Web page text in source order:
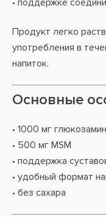
• поддержке
Продукт легко
употребления в
напиток.
Основные
• 1000 мг
• 500 мг MSM
• поддержка
• удобный формат
• без сахара